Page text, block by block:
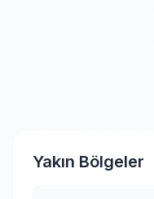
Yakın Bölgeler